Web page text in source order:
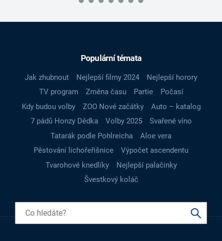
Populární témata
Jak zhubnout Nejlepší filmy 2024
Nejlepší horory
TV program
Změna času Partie
Počasí
Kdy budou volby
ZOO Nové začátky
Auto – katalog
7 pádů Honzy Dědka
Volby 2025
Svařené víno
Tatarák podle Pohlreicha
Aloe vera
Pěstování lichořeřišnice
Výpočet ascendentu
Tvarohové knedlíky
Nejlepší palačinky
Švestkový koláč